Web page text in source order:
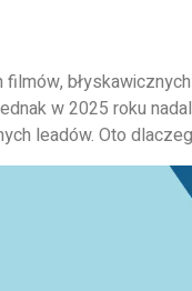
filmów,
w 2025 roku
leadów. Oto